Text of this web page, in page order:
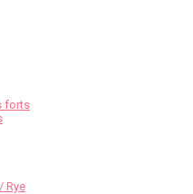
forts
Rye